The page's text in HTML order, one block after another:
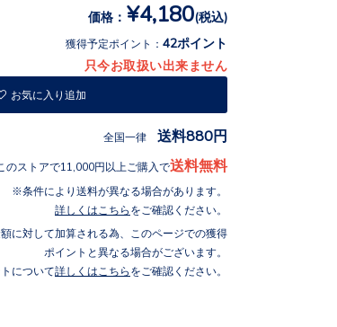
価格： ¥4,180(税込)
獲得予定ポイント： 42ポイント
只今お取扱い出来ません
お気に入り追加
全国一律 送料880円
のストアで11,000円以上ご購入で送料無料
条件により送料が異なる場合があります。
詳しくはこちら をご確認ください。
に対して加算される為、このページでの獲得
ポイントと異なる場合がございます。
について詳しくはこちら をご確認ください。